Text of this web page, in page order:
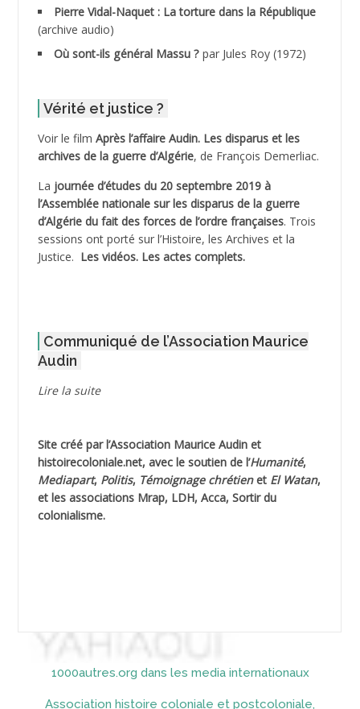
ADDANE
ADDECHE Rachid
ADELIOUAT Vve AIT SAADA
ADJANI Khaled
ADJAOUT
ADNI Mohamed Akli
ADOUL Arab *
AGOULMINE
AHLOUCHE Mabrouk *
AIBLIED Ahmed
AICHEKADRA Sid Ahmed
AICI (ou AISSI) Laïd
Pierre Vidal-Naquet : La torture dans la République
(archive audio)
Où sont-ils général Massu ? par Jules Roy (1972)
Vérité et justice ?
Voir le film Après l’affaire Audin. Les disparus et les
archives de la guerre d’Algérie, de François Demerliac.
La journée d’études du 20 septembre 2019 à
l’Assemblée nationale sur les disparus de la guerre
d’Algérie du fait des forces de l’ordre françaises. Trois
sessions ont porté sur l’Histoire, les Archives et la
Justice. Les vidéos. Les actes complets.
Communiqué de l’Association Maurice
Audin
Lire la suite
Site créé par l’Association Maurice Audinet
histoirecoloniale.net, avec le soutien de l’Humanité,
Mediapart, Politis, Témoignage chrétienet El Watan,
et les associations Mrap, LDH, Acca, Sortir du
colonialisme.
1000autres.org dans les media internationaux
Association histoire coloniale et postcoloniale,